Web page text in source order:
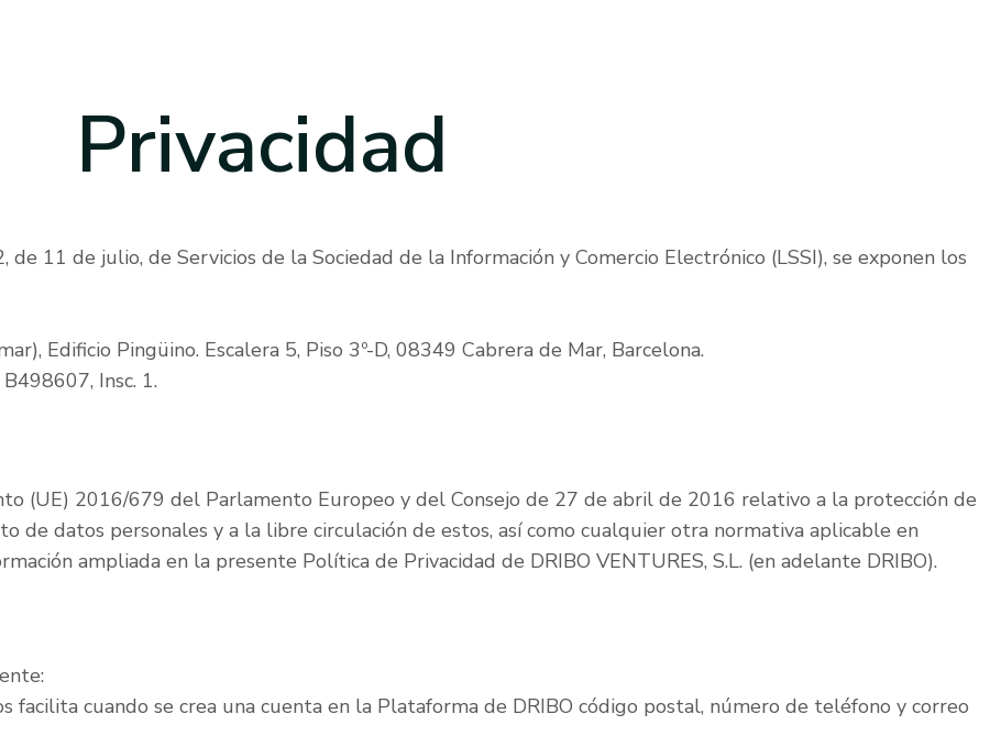
Privacidad
11 de julio, de Servicios de la Sociedad de la Información y Comercio Electrónico (LSSI), se exponen los
Edificio Pingüino. Escalera 5, Piso 3º-D, 08349 Cabrera de Mar, Barcelona.
Insc. 1.
(UE) 2016/679 del Parlamento Europeo y del Consejo de 27 de abril de 2016 relativo a la protección de
de datos personales y a la libre circulación de estos, así como cualquier otra normativa aplicable en
ampliada en la presente Política de Privacidad de DRIBO VENTURES, S.L. (en adelante DRIBO).
facilita cuando se crea una cuenta en la Plataforma de DRIBO código postal, número de teléfono y correo